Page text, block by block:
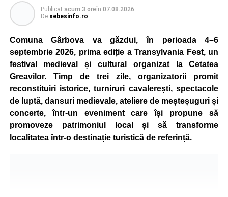
Publicat acum 3 oreîn 07.08.2026
De sebesinfo.ro
Comuna Gârbova va găzdui, în perioada 4–6
septembrie 2026, prima ediție a Transylvania Fest, un
festival medieval și cultural organizat la Cetatea
Greavilor. Timp de trei zile, organizatorii promit
reconstituiri istorice, turniruri cavalerești, spectacole
de luptă, dansuri medievale, ateliere de meșteșuguri și
concerte, într-un eveniment care își propune să
promoveze patrimoniul local și să transforme
localitatea într-o destinație turistică de referință.